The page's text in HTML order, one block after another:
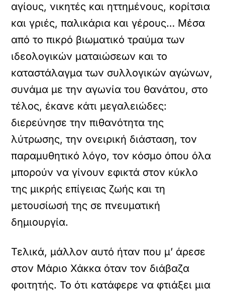
αγίους, νικητές και ηττημένους, κορίτσια
και γριές, παλικάρια και γέρους… Μέσα
από το πικρό βιωματικό τραύμα των
ιδεολογικών ματαιώσεων και το
καταστάλαγμα των συλλογικών αγώνων,
συνάμα με την αγωνία του θανάτου, στο
τέλος, έκανε κάτι μεγαλειώδες:
διερεύνησε την πιθανότητα της
λύτρωσης, την ονειρική διάσταση, τον
παραμυθητικό λόγο, τον κόσμο όπου όλα
μπορούν να γίνουν εφικτά στον κύκλο
της μικρής επίγειας ζωής και τη
μετουσίωσή της σε πνευματική
δημιουργία.
Τελικά, μάλλον αυτό ήταν που μ’ άρεσε
στον Μάριο Χάκκα όταν τον διάβαζα
φοιτητής. Το ότι κατάφερε να φτιάξει μια